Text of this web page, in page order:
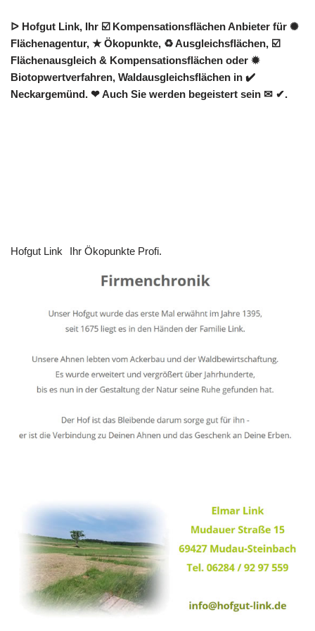
ᐅ Hofgut Link, Ihr ☑️ Kompensationsflächen Anbieter für ✺
Flächenagentur, ★ Ökopunkte, ♻ Ausgleichsflächen, ☑️
Flächenausgleich & Kompensationsflächen oder ✹
Biotopwertverfahren, Waldausgleichsflächen in ✔️
Neckargemünd. ❤ Auch Sie werden begeistert sein ✉ ✔.
Hofgut Link Ihr Ökopunkte Profi.